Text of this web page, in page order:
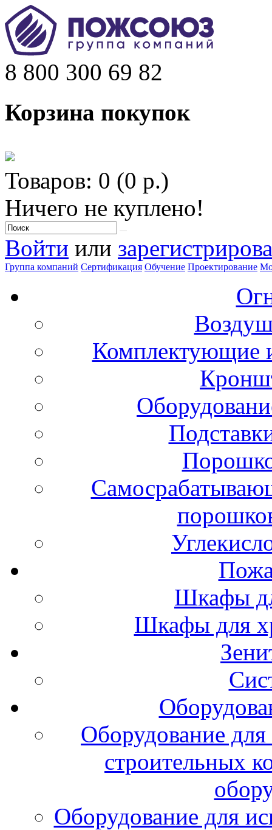
8 800 300 69 82
Корзина покупок
Товаров: 0 (0 р.)
Ничего не куплено!
Войти или
Группа компаний Сертификация Обучение Проектирование
Комплектующие
Шкафы
Шкафы для
Оборудование
строительных
Оборудование для